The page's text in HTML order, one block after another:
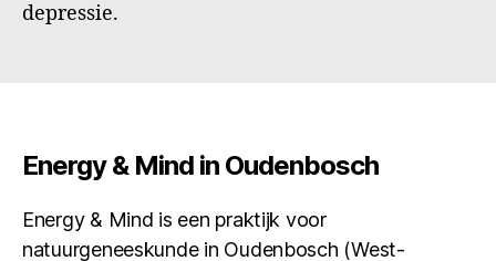
depressie.
Energy & Mind in Oudenbosch
Energy & Mind is een praktijk voor
natuurgeneeskunde in Oudenbosch (West-